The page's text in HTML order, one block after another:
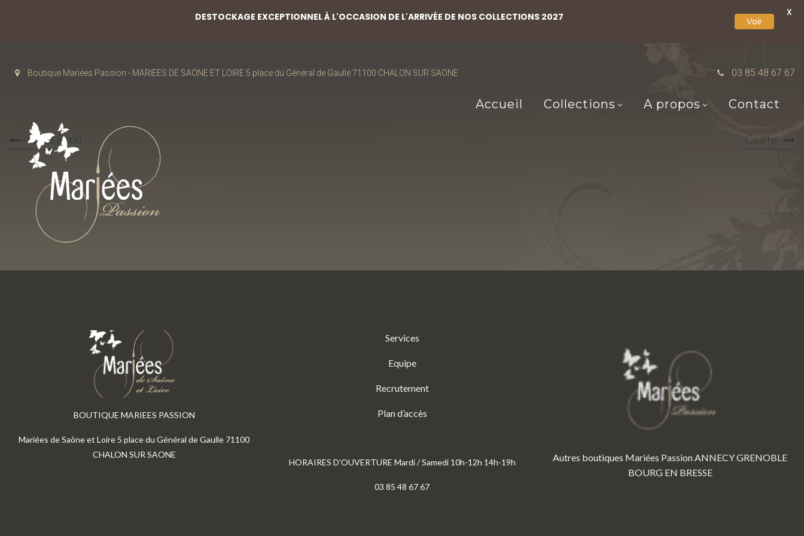
Boutique Mariées Passion - MARIEES DE SAONE ET LOIRE 5 place du Général de Gaulle 71100 CHALON SUR SAONE 03 85 48 67 67
Accueil Collections A propos Contact
Head Band Coiffe
BOUTIQUE MARIEES PASSION
Mariées de Saône et Loire 5 place du Général de Gaulle 71100
CHALON SUR SAONE
Services
Equipe
Recrutement
Plan d’accès
HORAIRES D'OUVERTURE Mardi / Samedi 10h-12h 14h-19h
03 85 48 67 67
Autres boutiques Mariées PassionANNECYGRENOBLE
BOURG EN BRESSE
DESTOCKAGE EXCEPTIONNEL À L'OCCASION DE L'ARRIVÉE DE NOS COLLECTIONS 2027 Voir
X